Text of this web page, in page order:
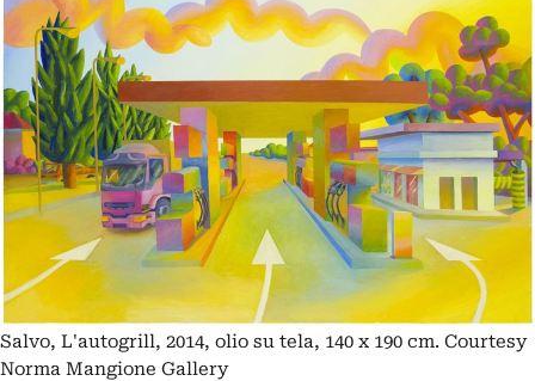
Salvo, L'autogrill, 2014, olio su tela, 140 x 190 cm. Courtesy
Norma Mangione Gallery